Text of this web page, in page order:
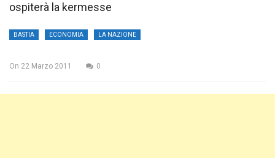
ospiterà la kermesse
BASTIA ECONOMIA LA NAZIONE
On 22 Marzo 2011 0